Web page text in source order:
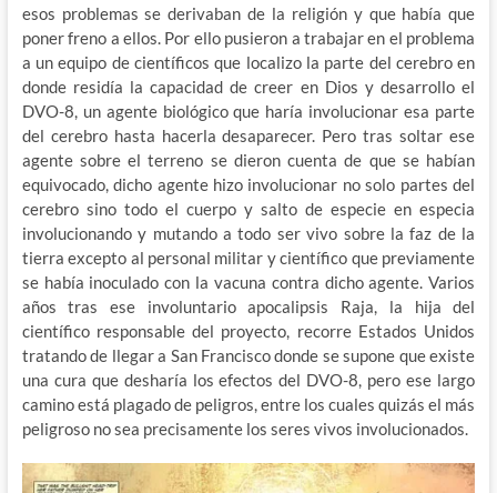
esos problemas se derivaban de la religión y que había que
poner freno a ellos. Por ello pusieron a trabajar en el problema
a un equipo de científicos que localizo la parte del cerebro en
donde residía la capacidad de creer en Dios y desarrollo el
DVO-8, un agente biológico que haría involucionar esa parte
del cerebro hasta hacerla desaparecer. Pero tras soltar ese
agente sobre el terreno se dieron cuenta de que se habían
equivocado, dicho agente hizo involucionar no solo partes del
cerebro sino todo el cuerpo y salto de especie en especia
involucionando y mutando a todo ser vivo sobre la faz de la
tierra excepto al personal militar y científico que previamente
se había inoculado con la vacuna contra dicho agente. Varios
años tras ese involuntario apocalipsis Raja, la hija del
científico responsable del proyecto, recorre Estados Unidos
tratando de llegar a San Francisco donde se supone que existe
una cura que desharía los efectos del DVO-8, pero ese largo
camino está plagado de peligros, entre los cuales quizás el más
peligroso no sea precisamente los seres vivos involucionados.